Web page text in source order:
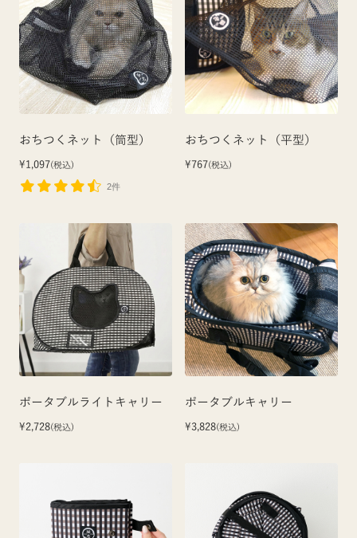
おちつくネット（筒型）
¥1,097(税込)
2件
おちつくネット（平型）
¥767(税込)
ポータブルライトキャリー
¥2,728(税込)
ポータブルキャリー
¥3,828(税込)